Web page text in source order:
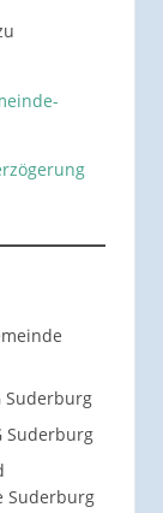
Suderburg
Suderburg
Suderburg